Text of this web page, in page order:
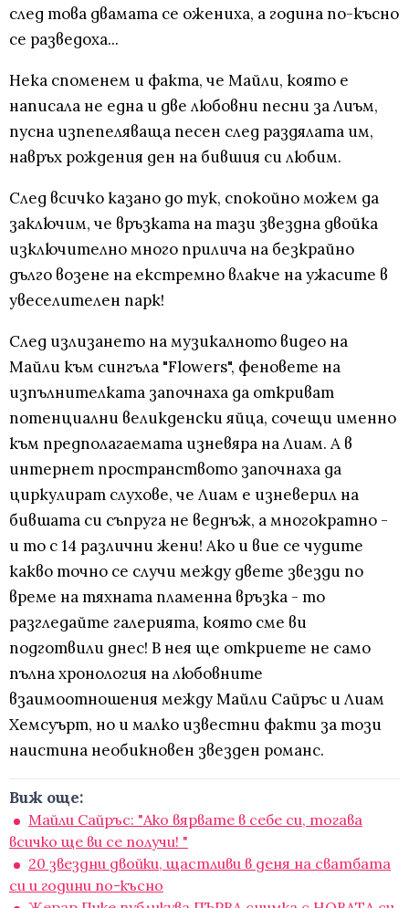
след това двамата се ожениха, а година по-късно
се разведоха...
Нека споменем и факта, че Майли, която е
написала не една и две любовни песни за Лиъм,
пусна изпепеляваща песен след раздялата им,
навръх рождения ден на бившия си любим.
След всичко казано до тук, спокойно можем да
заключим, че връзката на тази звездна двойка
изключително много прилича на безкрайно
дълго возене на екстремно влакче на ужасите в
увеселителен парк!
След излизането на музикалното видео на
Майли към сингъла "Flowers", феновете на
изпълнителката започнаха да откриват
потенциални великденски яйца, сочещи именно
към предполагаемата изневяра на Лиам. А в
интернет пространството започнаха да
циркулират слухове, че Лиам е изневерил на
бившата си съпруга не веднъж, а многократно -
и то с 14 различни жени! Ако и вие се чудите
какво точно се случи между двете звезди по
време на тяхната пламенна връзка - то
разгледайте галерията, която сме ви
подготвили днес! В нея ще откриете не само
пълна хронология на любовните
взаимоотношения между Майли Сайръс и Лиам
Хемсуърт, но и малко известни факти за този
наистина необикновен звезден романс.
Виж още:
Майли Сайръс: "Ако вярвате в себе си, тогава
всичко ще ви се получи! "
20 звездни двойки, щастливи в деня на сватбата
си и години по-късно